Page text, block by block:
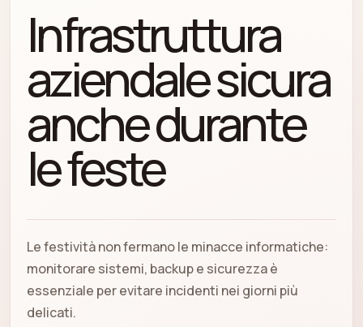
Infrastruttura
aziendale sicura
anche durante
le feste
Le festività non fermano le minacce informatiche:
monitorare sistemi, backup e sicurezza è
essenziale per evitare incidenti nei giorni più
delicati.